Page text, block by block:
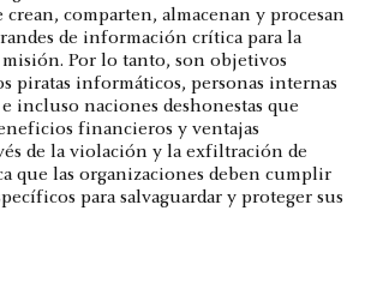
crean, comparten, almacenan y procesan
de información crítica para la
misión. Por lo tanto, son objetivos
piratas informáticos, personas internas
incluso naciones deshonestas que
financieros y ventajas
de la violación y la exfiltración de
que las organizaciones deben cumplir
para salvaguardar y proteger sus